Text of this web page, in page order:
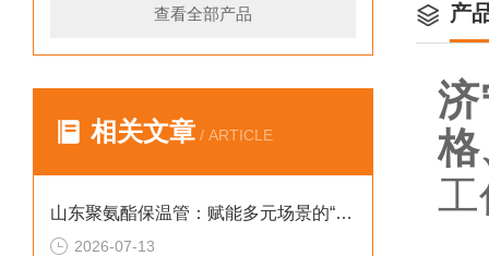
查看全部产品
相关文章 / ARTICLE
山东聚氨酯保温管：赋能多元场景的“隐形守护者”
2026-07-13
产
格
工